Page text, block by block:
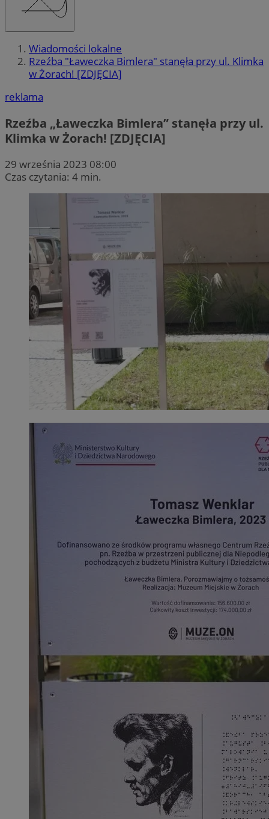
Wiadomości lokalne
Rzeźba "Ławeczka Bimlera" stanęła przy ul. Klimka
w Żorach! [ZDJĘCIA]
reklama
Rzeźba „Ławeczka Bimlera” stanęła przy ul.
Klimka w Żorach! [ZDJĘCIA]
29 września 2023 08:00
Czas czytania: 4 min.